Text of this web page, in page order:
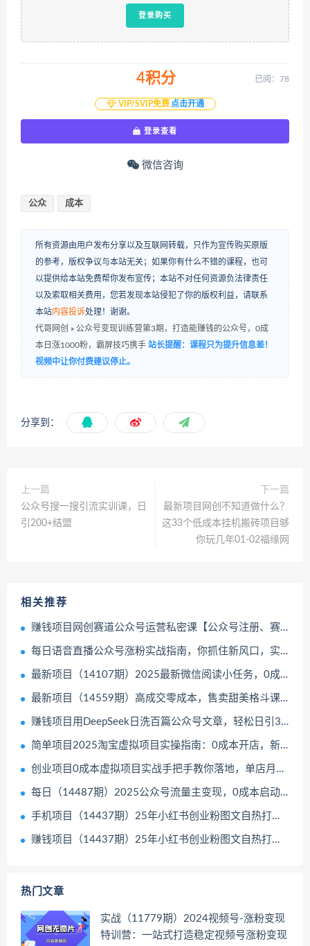
登录购买
4积分
VIP/SVIP免费 点击开通
已阅：78
登录查看
微信咨询
公众 成本
所有资源由用户发布分享以及互联网转载，只作为宣传购买原版
的参考，版权争议与本站无关；如果你有什么不错的课程，也可
以提供给本站免费帮你发布宣传；本站不对任何资源负法律责任
以及索取相关费用，您若发现本站侵犯了你的版权利益，请联系
本站内容投诉处理！谢谢。
代哥网创 » 公众号变现训练营第3期，打造能赚钱的公众号，0成
本日涨1000粉，霸屏技巧携手 站长提醒：课程只为提升信息差！
视频中让你付费建议停止。
分享到：
上一篇
公众号搜一搜引流实训课，日
引200+结盟
下一篇
最新项目网创不知道做什么？
这33个低成本挂机搬砖项目够
你玩几年01-02福缘网
相关推荐
赚钱项目网创赛道公众号运营私密课【公众号注册、赛道选择、话题选择、引流变现】全流程03-23冒泡网
每日语音直播公众号涨粉实战指南，你抓住新风口，实现公众号快速涨粉开通流量主03-22冒泡网
最新项目（14107期）2025最新微信阅读小任务，0成本，轻松日入300+可矩阵可放大03-21中创网
最新项目（14559期）高成交零成本，售卖甜美格斗课程，谁发谁火，加爆微信，日入1000+收款&#8230;03-17中创网
赚钱项目用DeepSeek日洗百篇公众号文章，轻松日引300+创业粉，卖项目月入1w+03-13冒泡网
简单项目2025淘宝虚拟项目实操指南：0成本开店，新手单店月入5000+【5节系列课程】03-13福缘网
创业项目0成本虚拟项目实战手把手教你落地，单店月入5k03-11冒泡网
每日（14487期）2025公众号流量主变现，0成本启动，AI产文，小绿书搬砖全攻略！03-11中创网
手机项目（14437期）25年小红书创业粉图文自热打法，一部手机简单操作，日引300＋创业粉，零投资，零成本，每天利用20分钟就能完成03-09中创网
赚钱项目（14437期）25年小红书创业粉图文自热打法，一部手机简单操作，日引300＋创业粉，零投资，零成本，每天利用20分钟就能完成03-06中创网
热门文章
实战（11779期）2024视频号-涨粉变现
特训营：一站式打造稳定视频号涨粉变现